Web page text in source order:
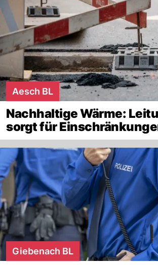
Aesch BL
Nachhaltige Wärme:
sorgt für
Giebenach BL